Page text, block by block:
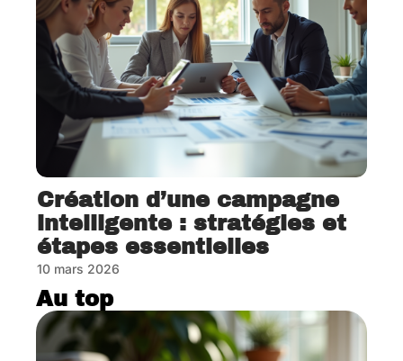
Création d’une campagne
intelligente : stratégies et
étapes essentielles
10 mars 2026
Au top